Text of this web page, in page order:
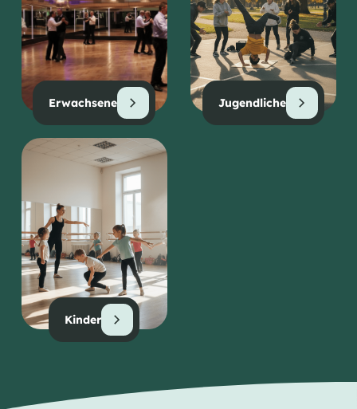
Erwachsene Jugendliche
Kinder